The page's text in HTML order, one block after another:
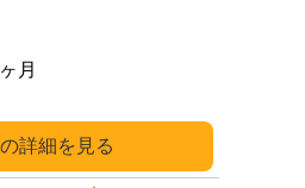
詳細
ヶ月